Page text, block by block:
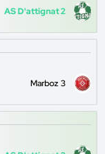
AS D'attignat 2
Marboz 3